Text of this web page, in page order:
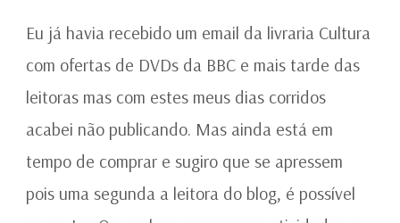
Eu já havia recebido um email da livraria Cultura
com ofertas de DVDs da BBC e mais tarde das
leitoras mas com estes meus dias corridos
acabei não publicando. Mas ainda está em
tempo de comprar e sugiro que se apressem
pois uma segunda a leitora do blog, é possível